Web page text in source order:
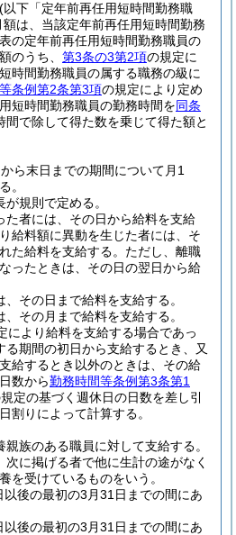
(以下「定年前再任用短時間勤務職
額は、当該定年前再任用短時間勤務
の定年前再任用短時間勤務職員の
のうち、 第3条の3第2項の規定に
時間勤務職員の属する職務の級に
条例第2条第3項の規定により定め
短時間勤務職員の勤務時間を同条
間で除して得た数を乗じて得た額と
ら末日までの期間について月1
。
規則で定める。
た者には、その日から給料を支給
給料額に異動を生じた者には、そ
た給料を支給する。 ただし、離職
ったときは、その日の翌日から給
その日まで給料を支給する。
その月まで給料を支給する。
により給料を支給する場合であっ
る期間の初日から支給するとき、又
給するとき以外のときは、その給
数から勤務時間等条例第3条第1
定の基づく週休日の日数を差し引
割りによって計算する。
族のある職員に対して支給する。
次に掲げる者で他に生計の途がなく
を受けているものをいう。
後の最初の3月31日までの間にあ
後の最初の3月31日までの間にあ